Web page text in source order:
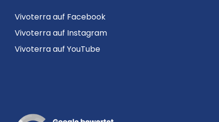
Vivoterra auf Facebook
Vivoterra auf Instagram
Vivoterra auf YouTube